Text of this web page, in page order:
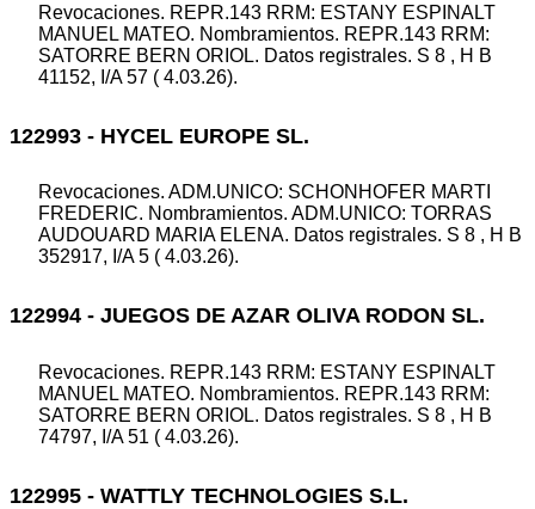
Revocaciones. REPR.143 RRM: ESTANY ESPINALT
MANUEL MATEO. Nombramientos. REPR.143 RRM:
SATORRE BERN ORIOL. Datos registrales. S 8 , H B
41152, I/A 57 ( 4.03.26).
122993 - HYCEL EUROPE SL.
Revocaciones. ADM.UNICO: SCHONHOFER MARTI
FREDERIC. Nombramientos. ADM.UNICO: TORRAS
AUDOUARD MARIA ELENA. Datos registrales. S 8 , H B
352917, I/A 5 ( 4.03.26).
122994 - JUEGOS DE AZAR OLIVA RODON SL.
Revocaciones. REPR.143 RRM: ESTANY ESPINALT
MANUEL MATEO. Nombramientos. REPR.143 RRM:
SATORRE BERN ORIOL. Datos registrales. S 8 , H B
74797, I/A 51 ( 4.03.26).
122995 - WATTLY TECHNOLOGIES S.L.